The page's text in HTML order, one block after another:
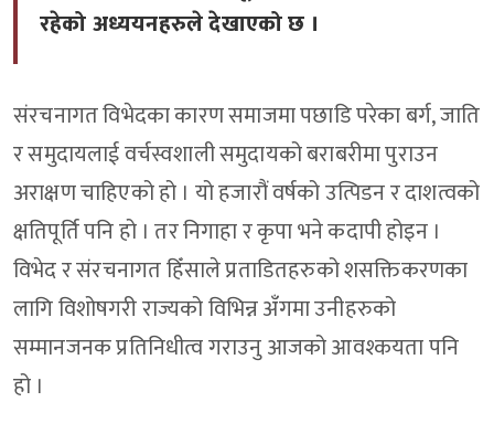
रहेको अध्ययनहरुले देखाएको छ ।
संरचनागत विभेदका कारण समाजमा पछाडि परेका बर्ग, जाति
र समुदायलाई वर्चस्वशाली समुदायको बराबरीमा पुराउन
अराक्षण चाहिएको हो । यो हजारौं वर्षको उत्पिडन र दाशत्वको
क्षतिपूर्ति पनि हो । तर निगाहा र कृपा भने कदापी होइन ।
विभेद र संरचनागत हिँसाले प्रताडितहरुको शसक्तिकरणका
लागि विशोषगरी राज्यको विभिन्न अँगमा उनीहरुको
सम्मानजनक प्रतिनिधीत्व गराउनु आजको आवश्कयता पनि
हो ।